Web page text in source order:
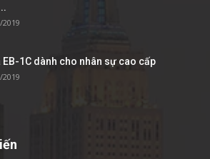
EB-1C dành cho nhân sự cao cấp